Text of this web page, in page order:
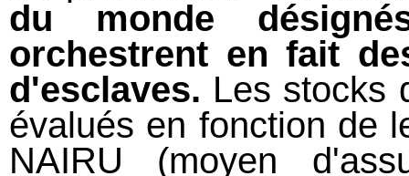
du monde
orchestrent en fait
d'esclaves. Les stocks
évalués en fonction de
NAIRU (moyen